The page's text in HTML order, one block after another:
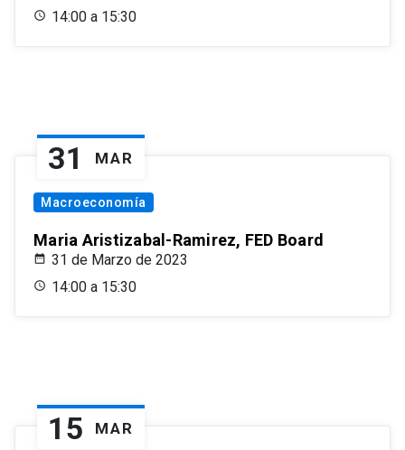
14:00 a 15:30
31 MAR
Macroeconomía
Maria Aristizabal-Ramirez, FED Board
31 de Marzo de 2023
14:00 a 15:30
15 MAR